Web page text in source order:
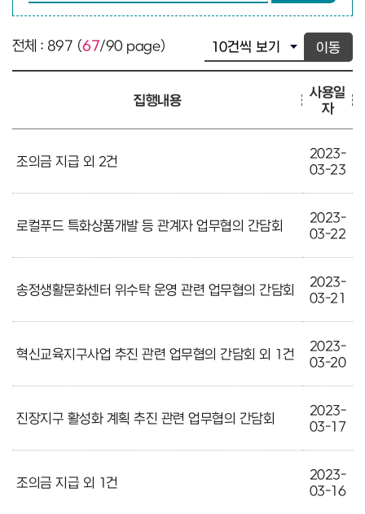
전체 : 897 (67/90 page) 이동
집행내용
사용일
자
조의금 지급 외 2건
2023-
03-23
로컬푸드 특화상품개발 등 관계자 업무협의 간담회
2023-
03-22
송정생활문화센터 위수탁 운영 관련 업무협의 간담회
2023-
03-21
혁신교육지구사업 추진 관련 업무협의 간담회 외 1건
2023-
03-20
진장지구 활성화 계획 추진 관련 업무협의 간담회
2023-
03-17
조의금 지급 외 1건
2023-
03-16